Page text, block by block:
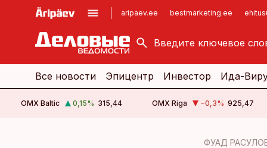
aripaev.ee bestmarketing.ee
kinnisvarauudised.ee
logistikauudised.ee
imelineajalugu.ee
Все новости Эпицентр Инвестор Ида-
OMX Baltic 0,15% 315,44 OMX Riga −0,3% 925,47
ФУАД